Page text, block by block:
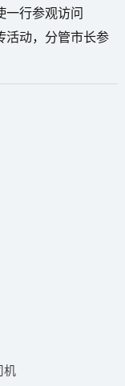
一行参观访问
活动，分管市长参
机